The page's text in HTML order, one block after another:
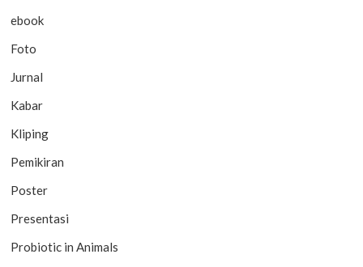
ebook
Foto
Jurnal
Kabar
Kliping
Pemikiran
Poster
Presentasi
Probiotic in Animals